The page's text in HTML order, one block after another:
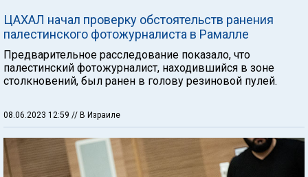
ЦАХАЛ начал проверку обстоятельств ранения
палестинского фотожурналиста в Рамалле
Предварительное расследование показало, что
палестинский фотожурналист, находившийся в зоне
столкновений, был ранен в голову резиновой пулей.
08.06.2023 12:59 // В Израиле